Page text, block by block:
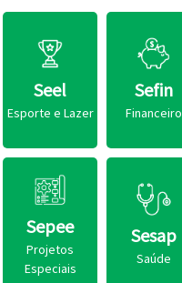
Seel
Esporte e Lazer
Sefin
Financeiro
Sepee
Projetos
Especiais
Sesap
Saúde